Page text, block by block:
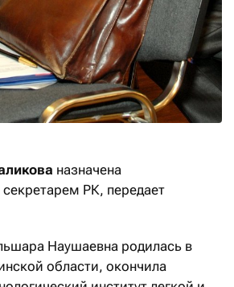
назначена
РК, передает
Наушаевна родилась в
области, окончила